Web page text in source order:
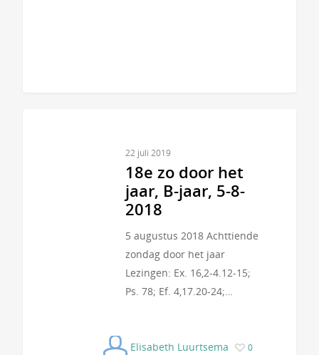
22 juli 2019
18e zo door het
jaar, B-jaar, 5-8-
2018
5 augustus 2018 Achttiende
zondag door het jaar
Lezingen: Ex. 16,2-4.12-15;
Ps. 78; Ef. 4,17.20-24;…
Elisabeth Luurtsema 0